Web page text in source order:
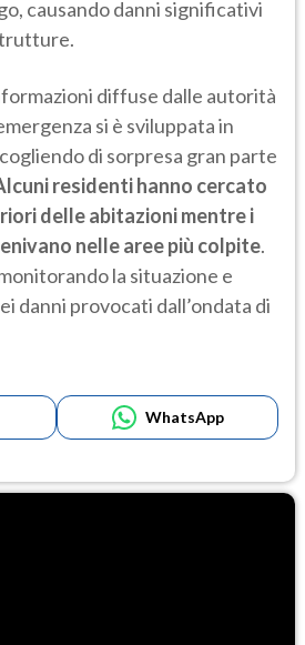
causando danni significativi
diffuse dalle autorità
si è sviluppata in
di sorpresa gran parte
residenti hanno cercato
delle abitazioni mentre i
nelle aree più colpite.
la situazione e
danni provocati dall’ondata di
WhatsApp